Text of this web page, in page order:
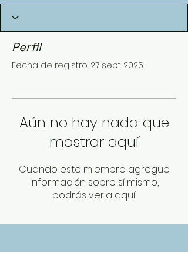
Perfil
Fecha de registro: 27 sept 2025
Aún no hay nada que
mostrar aquí
Cuando este miembro agregue
información sobre sí mismo,
podrás verla aquí.